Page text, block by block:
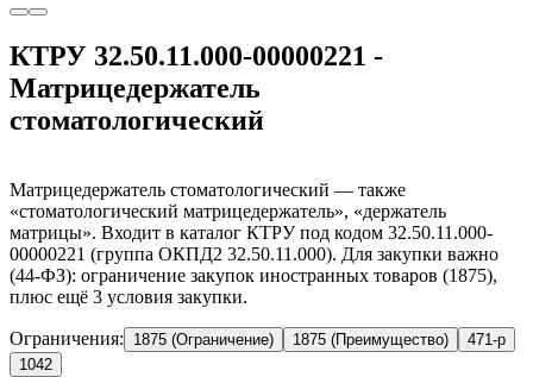
КТРУ 32.50.11.000-00000221 -
Матрицедержатель
стоматологический
Матрицедержатель стоматологический — также
«стоматологический матрицедержатель», «держатель
матрицы». Входит в каталог КТРУ под кодом 32.50.11.000-
00000221 (группа ОКПД2 32.50.11.000). Для закупки важно
(44-ФЗ): ограничение закупок иностранных товаров (1875),
плюс ещё 3 условия закупки.
Ограничения: 1875 (Ограничение) 1875 (Преимущество)
471-р
1042